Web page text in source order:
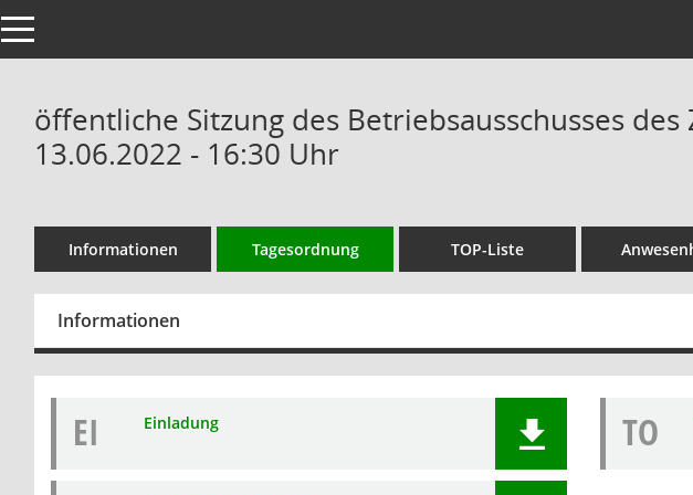
Toggle navigation
öffentliche Sitzung des Betriebsausschusses des
13.06.2022 - 16:30 Uhr
Informationen Tagesordnung TOP-Liste
Informationen
EI Einladung TO